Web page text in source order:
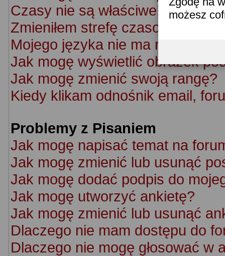
możesz
Czasy nie są właściwe!
Zmieniłem strefę czasową ale
Mojego języka nie ma na liście!
Jak mogę wyświetlić obrazek
Jak mogę zmienić swoją rangę?
Kiedy klikam odnośnik email,
Problemy z Pisaniem
Jak mogę napisać temat na
Jak mogę zmienić lub usunąć
Jak mogę dodać podpis do
Jak mogę utworzyć ankietę?
Jak mogę zmienić lub usunąć
Dlaczego nie mam dostępu do
Dlaczego nie mogę głosować w